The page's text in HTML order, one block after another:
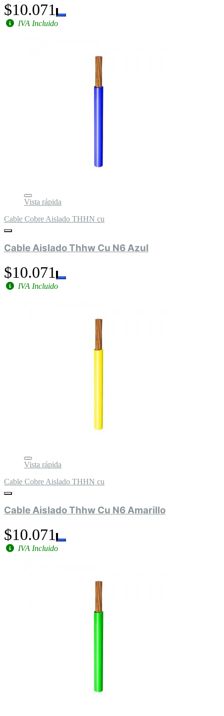
$10.071
IVA Incluido
Vista rápida
Cable Cobre Aislado THHN cu
Cable Aislado Thhw Cu N6 Azul
$10.071
IVA Incluido
Vista rápida
Cable Cobre Aislado THHN cu
Cable Aislado Thhw Cu N6 Amarillo
$10.071
IVA Incluido